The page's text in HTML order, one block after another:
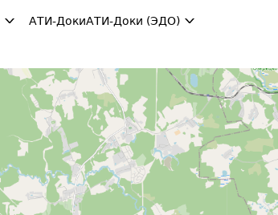
АТИ-ДокиАТИ-Доки (ЭДО)